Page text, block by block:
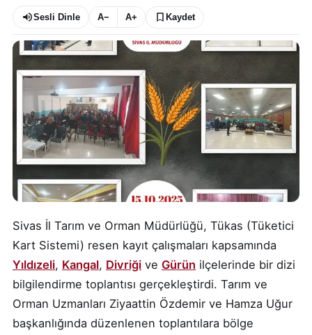
Sesli Dinle A− A+ Kaydet
Sivas İl Tarım ve Orman Müdürlüğü, Tükas (Tüketici
Kart Sistemi) resen kayıt çalışmaları kapsamında
Yıldızeli, Kangal, Divriği ve Gürün ilçelerinde bir dizi
bilgilendirme toplantısı gerçekleştirdi. Tarım ve
Orman Uzmanları Ziyaattin Özdemir ve Hamza Uğur
başkanlığında düzenlenen toplantılara bölge